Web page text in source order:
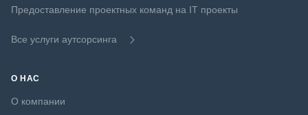
Предоставление проектных команд на IT проекты
Все услуги аутсорсинга
О НАС
О компании